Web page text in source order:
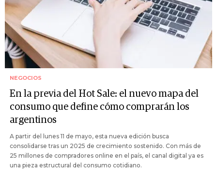
NEGOCIOS
En la previa del Hot Sale: el nuevo mapa del
consumo que define cómo comprarán los
argentinos
A partir del lunes 11 de mayo, esta nueva edición busca
consolidarse tras un 2025 de crecimiento sostenido. Con más de
25 millones de compradores online en el país, el canal digital ya es
una pieza estructural del consumo cotidiano.